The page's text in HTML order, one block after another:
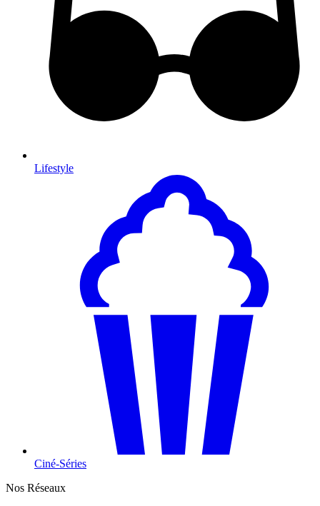
Lifestyle
Ciné-Séries
Nos Réseaux